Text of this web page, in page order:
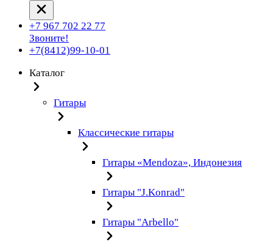
+7 967 702 22 77
Звоните!
+7(8412)99-10-01
Каталог
Гитары
Классические гитары
Гитары «Mendoza», Индонезия
Гитары "J.Konrad"
Гитары "Arbello"